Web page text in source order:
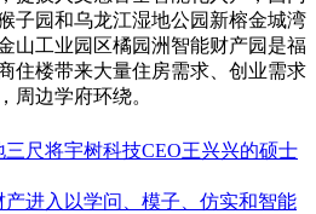
子园和乌龙江湿地公园新榕金城湾
山工业园区橘园洲智能财产园是福
住楼带来大量住房需求、创业需求
周边学府环绕。
三尺将宇树科技CEO王兴兴的硕士
产进入以学问、模子、仿实和智能